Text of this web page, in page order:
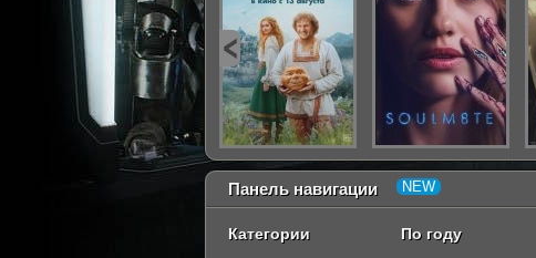
Панель навигации
Категории По году